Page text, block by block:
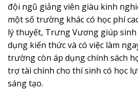
đội ngũ giảng viên giàu kinh
một số trường khác có học phí
lý thuyết, Trưng Vương giúp
dụng kiến thức và có việc làm
trường còn áp dụng chính sách
trợ tài chính cho thí sinh có học
sáng tạo.